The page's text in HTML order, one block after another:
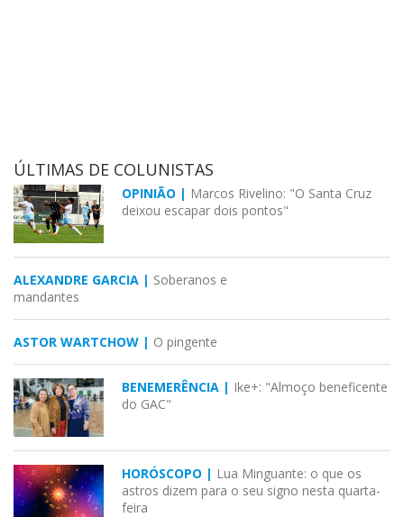
ÚLTIMAS DE COLUNISTAS
OPINIÃO | Marcos Rivelino: "O Santa Cruz
deixou escapar dois pontos"
ALEXANDRE GARCIA | Soberanos e
mandantes
ASTOR WARTCHOW | O pingente
BENEMERÊNCIA | Ike+: "Almoço beneficente
do GAC"
HORÓSCOPO | Lua Minguante: o que os
astros dizem para o seu signo nesta quarta-
feira